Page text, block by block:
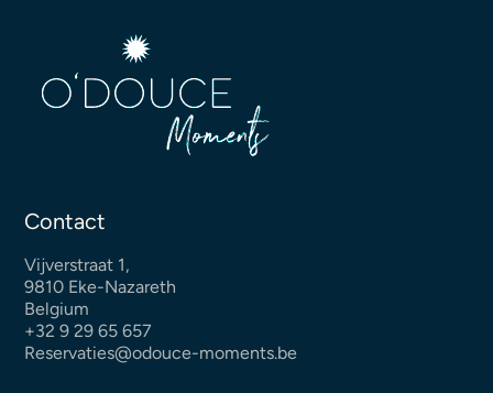
Contact
Vijverstraat 1,
9810 Eke-Nazareth
Belgium
+32 9 29 65 657
Reservaties@odouce-moments.be